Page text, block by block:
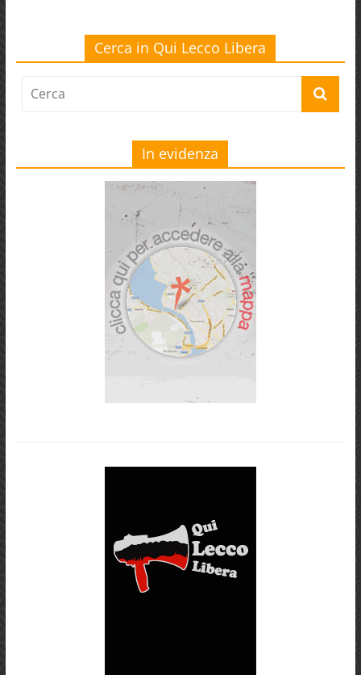
Cerca in Qui Lecco Libera
In evidenza